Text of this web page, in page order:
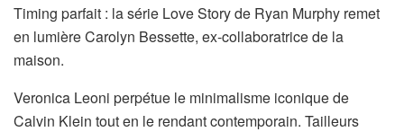
Timing parfait : la série Love Story de Ryan Murphy remet
en lumière Carolyn Bessette, ex-collaboratrice de la
maison.
Veronica Leoni perpétue le minimalisme iconique de
Calvin Klein tout en le rendant contemporain. Tailleurs